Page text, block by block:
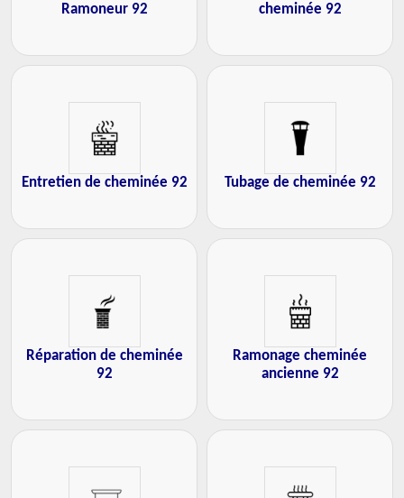
Ramoneur 92
cheminée 92
Entretien de cheminée 92 Tubage de cheminée 92
Réparation de cheminée
92
Ramonage cheminée
ancienne 92